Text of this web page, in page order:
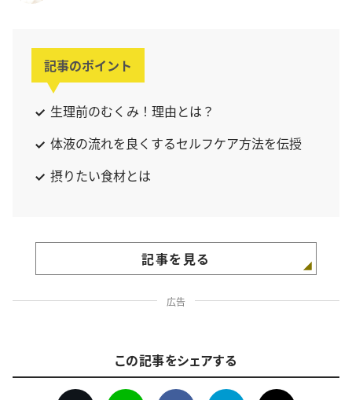
記事のポイント
生理前のむくみ！理由とは？
体液の流れを良くするセルフケア方法を伝授
摂りたい食材とは
記事を見る
広告
この記事をシェアする